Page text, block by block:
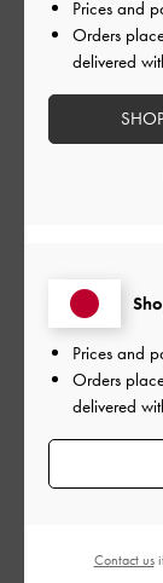
ご利用者
お気に
ョンを増やして
サイズ: その他（
デザイン
品質
Prices and
Orders
delivered
Prices and
Orders
delivered
Contact us